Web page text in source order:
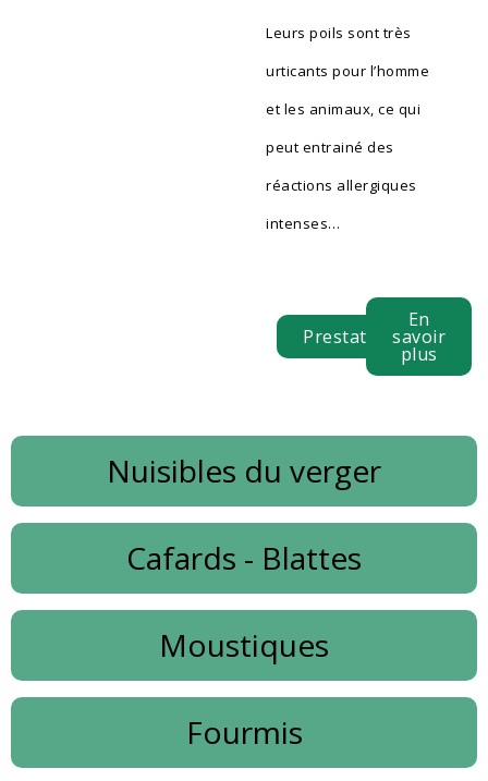
Nuisibles du verger
Cafards - Blattes
Moustiques
Fourmis
Leurs poils sont très
urticants pour l’homme
et les animaux, ce qui
peut entrainé des
réactions allergiques
intenses…
Prestations
En
savoir
plus